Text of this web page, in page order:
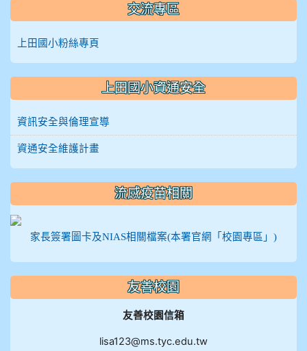
交流專區
上田國小粉絲專頁
上田國小資通安全
資訊安全與倫理宣導
資通安全維護計畫
流感疫苗相關
家長簽署圖卡及NIAS相關檔案(本署官網「校園專區」)
友善校園
友善校園信箱
lisa123@ms.tyc.edu.tw